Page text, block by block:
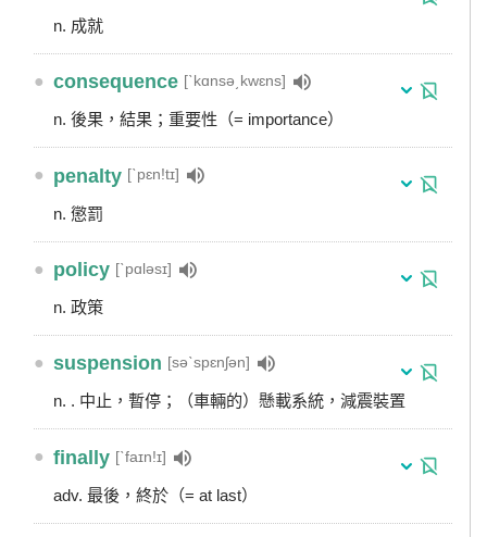
n. 成就
● consequence [ˋkɑnsə͵kwɛns]
n. 後果，結果；重要性（= importance）
● penalty [ˋpɛn!tɪ]
n. 懲罰
● policy [ˋpɑləsɪ]
n. 政策
● suspension [səˋspɛnʃən]
n. . 中止，暫停；（車輛的）懸載系統，減震裝置
● finally [ˋfaɪn!ɪ]
adv. 最後，終於（= at last）